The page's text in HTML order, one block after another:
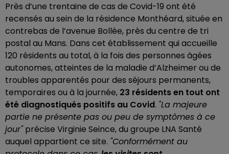
Près d’une trentaine de cas de Covid-19 ont été
recensés au sein de la résidence Monthéard, située en
contrebas de l’avenue Bollée, près du centre de tri
postal au Mans. Dans cet établissement qui accueille
120 résidents au total, à la fois des personnes âgées
autonomes, atteintes de la maladie d’Alzheimer ou de
troubles apparentés pour des séjours permanents,
temporaires ou à la journée, 23 résidents en tout ont
été diagnostiqués positifs au Covid. "La majeure
partie ne présente pas ou peu de symptômes à ce
jour"précise Virginie Seince, du groupe LNA Santé
auquel appartient ce site. "Conformément au